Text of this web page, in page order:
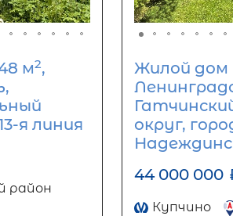
м2,
я линия
район
Жилой дом
округ,
44 000 000
Купчино